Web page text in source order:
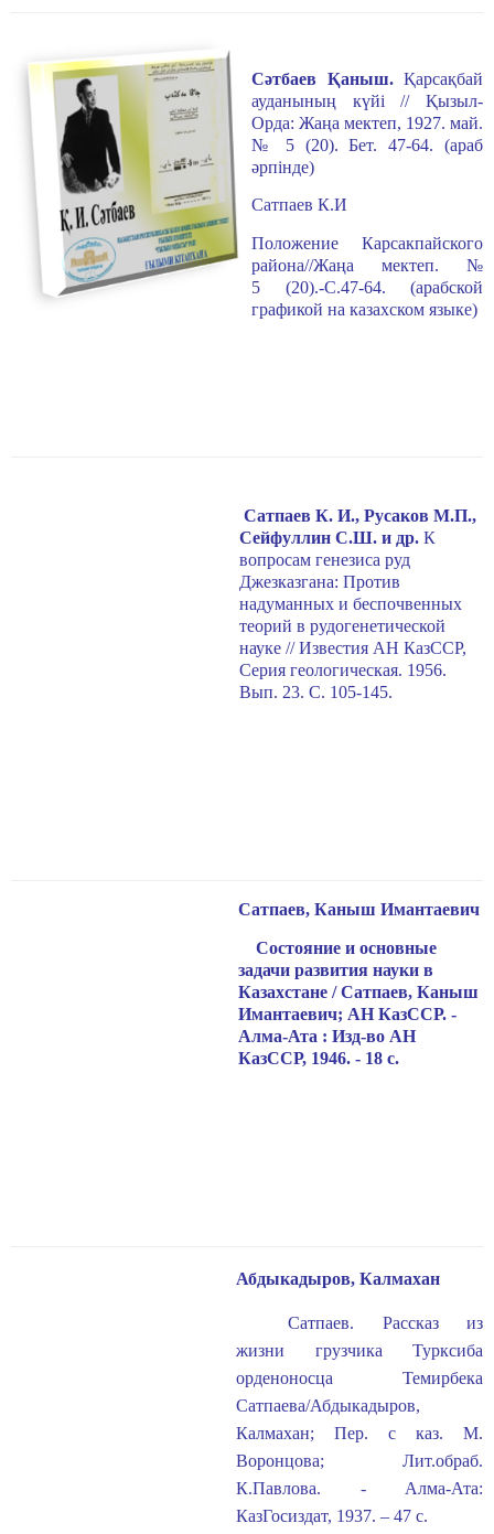
Сәтбаев Қаныш. Қарсақбай
ауданының күйі//Қызыл-
Орда: Жаңа мектеп, 1927. май.
№ 5 (20). Бет. 47-64. (араб
әрпінде)
Сатпаев К.И
Положение Карсакпайского
района//Жаңа мектеп. №
5 (20).-С.47-64. (арабской
графикой на казахском языке)
Сатпаев К. И., Русаков М.П.,
Сейфуллин С.Ш. и др. К
вопросам генезиса руд
Джезказгана: Против
надуманных и беспочвенных
теорий в рудогенетической
науке // Известия АН КазССР,
Серия геологическая. 1956.
Вып. 23. С. 105-145.
Сатпаев, Каныш Имантаевич
Состояние и основные
задачи развития науки в
Казахстане / Сатпаев, Каныш
Имантаевич; АН КазССР. -
Алма-Ата : Изд-во АН
КазССР, 1946. - 18 с.
Абдыкадыров, Калмахан
Сатпаев. Рассказ из
жизни грузчика Турксиба
орденоносца Темирбека
Сатпаева/Абдыкадыров,
Калмахан; Пер. с каз. М.
Воронцова; Лит.обраб.
К.Павлова. - Алма-Ата:
КазГосиздат, 1937. – 47 c.